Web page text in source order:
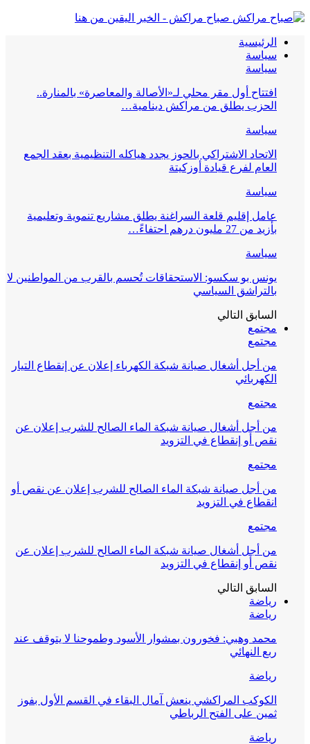
صباح مراكش - الخبر اليقين من هنا
الرئيسية
سياسة
سياسة
افتتاح أول مقر محلي لـ«الأصالة والمعاصرة» بالمنارة..
الحزب يطلق من مراكش دينامية…
سياسة
الاتحاد الاشتراكي بالحوز يجدد هياكله التنظيمية بعقد الجمع
العام لفرع قيادة أوزكيتة
سياسة
عامل إقليم قلعة السراغنة يطلق مشاريع تنموية وتعليمية
بأزيد من 27 مليون درهم احتفاءً…
سياسة
يونس بو سكسو: الاستحقاقات تُحسم بالقرب من المواطنين لا
بالتراشق السياسي
السابق التالي
مجتمع
مجتمع
من أجل أشغال صيانة شبكة الكهرباء إعلان عن إنقطاع التيار
الكهربائي
مجتمع
من أجل أشغال صيانة شبكة الماء الصالح للشرب إعلان عن
نقص أو إنقطاع في التزويد
مجتمع
من أجل صيانة شبكة الماء الصالح للشرب إعلان عن نقص أو
انقطاع في التزويد
مجتمع
من أجل أشغال صيانة شبكة الماء الصالح للشرب إعلان عن
نقص أو إنقطاع في التزويد
السابق التالي
رياضة
رياضة
محمد وهبي: فخورون بمشوار الأسود وطموحنا لا يتوقف عند
ربع النهائي
رياضة
الكوكب المراكشي ينعش آمال البقاء في القسم الأول بفوز
ثمين على الفتح الرباطي
رياضة